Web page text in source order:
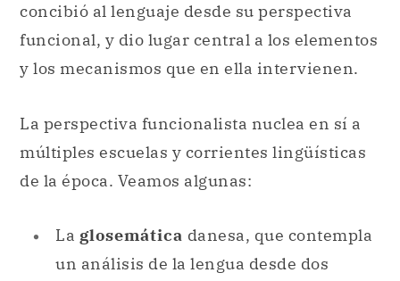
concibió al lenguaje desde su perspectiva
funcional, y dio lugar central a los elementos
y los mecanismos que en ella intervienen.
La perspectiva funcionalista nuclea en sí a
múltiples escuelas y corrientes lingüísticas
de la época. Veamos algunas:
La glosemática danesa, que contempla
un análisis de la lengua desde dos